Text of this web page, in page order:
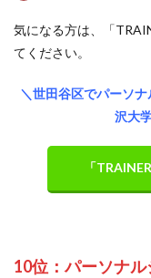
気になる方は、「
てください。
＼世田谷区でパーソナ
沢大
「
10位：パーソナル